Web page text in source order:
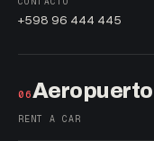
+598 96 444 445
06Aeropuerto
RENT A CAR